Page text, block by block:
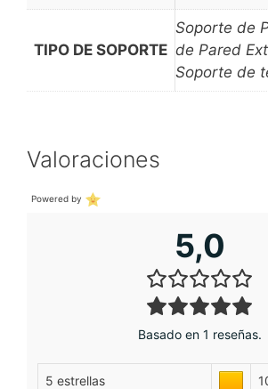
TIPO DE SOPORTE
Soporte de
de Pared
Soporte de
Valoraciones
Powered by
5,0
Basado en 1 reseñas.
5 estrellas